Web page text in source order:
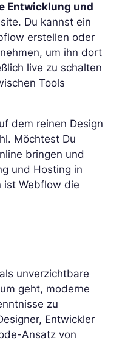
Entwicklung und
Du kannst ein
erstellen oder
um ihn dort
live zu schalten
Tools
dem reinen Design
Möchtest Du
bringen und
und Hosting in
ist Webflow die
unverzichtbare
geht, moderne
zu
Entwickler
Ansatz von